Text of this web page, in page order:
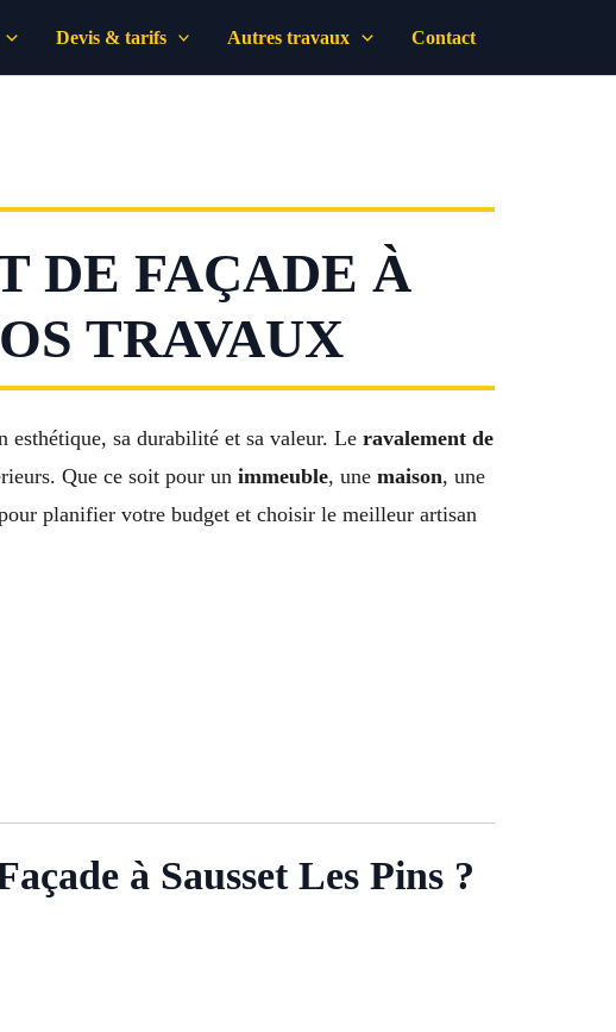
Devis & tarifs Autres travaux Contact
DE FAÇADE À
TRAVAUX
esthétique, sa durabilité et sa valeur. Le ravalement de
Que ce soit pour un immeuble, une maison, une
planifier votre budget et choisir le meilleur artisan
à Sausset Les Pins ?